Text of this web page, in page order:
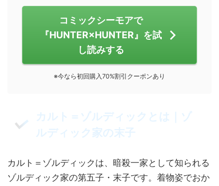
コミックシーモアで
『HUNTER×HUNTER』を試
し読みする
※今なら初回購入70%割引クーポンあり
カルト＝ゾルディックとは｜ゾ
ルディック家の末子
カルト＝ゾルディックは、暗殺一家として知られる
ゾルディック家の第五子・末子です。着物姿でおか